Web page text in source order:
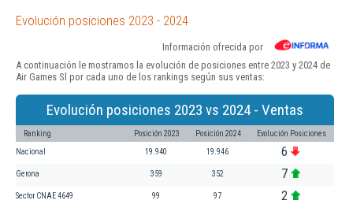
Evolución posiciones 2023 - 2024
Información ofrecida por
A continuación le mostramos la evolución de posiciones entre 2023 y 2024 de
Air Games Sl por cada uno de los rankings según sus ventas:
Evolución posiciones 2023 vs 2024 - Ventas
Ranking Posición 2023 Posición 2024 Evolución Posiciones
Nacional 19.940 19.946 6
Gerona 359 352 7
Sector CNAE 4649 99 97 2